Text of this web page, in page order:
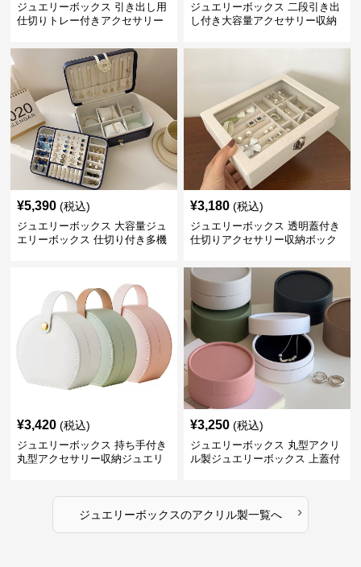
ジュエリーボックス 引き出し用
仕切りトレー付きアクセサリー
ジュエリーボックス 二段引き出
し付き大容量アクセサリー収納
¥5,390 (税込)
ジュエリーボックス 大容量ジュ
エリーボックス 仕切り付き多機
¥3,180 (税込)
ジュエリーボックス 透明蓋付き
仕切りアクセサリー収納ボック
¥3,420 (税込)
ジュエリーボックス 持ち手付き
丸型アクセサリー収納ジュエリ
¥3,250 (税込)
ジュエリーボックス 丸型アクリ
ル製ジュエリーボックス 上蓋付
ジュエリーボックスのアクリル製一覧へ ›